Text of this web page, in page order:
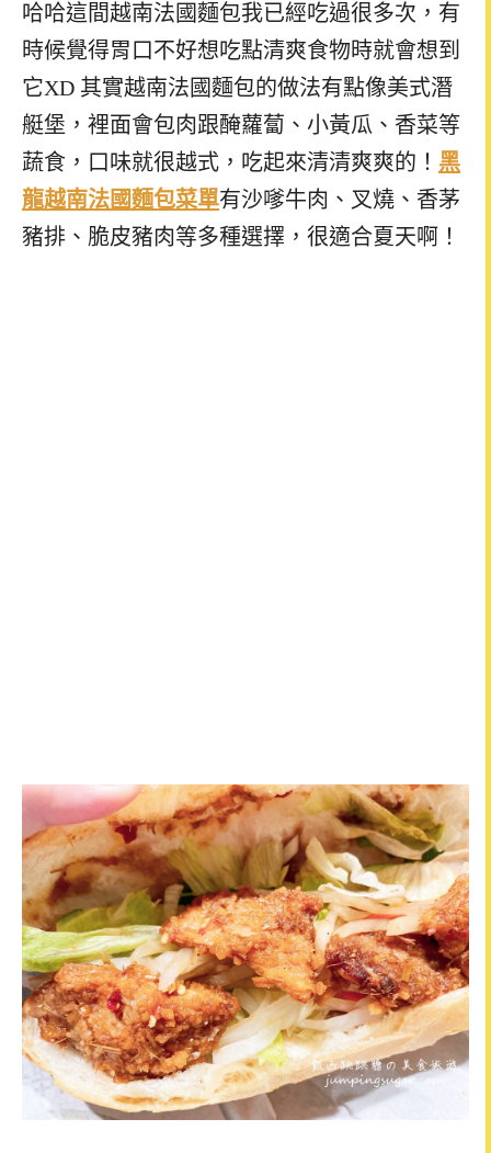
哈哈這間越南法國麵包我已經吃過很多次，有
時候覺得胃口不好想吃點清爽食物時就會想到
它XD 其實越南法國麵包的做法有點像美式潛
艇堡，裡面會包肉跟醃蘿蔔、小黃瓜、香菜等
蔬食，口味就很越式，吃起來清清爽爽的！ 黑
龍越南法國麵包菜單有沙嗲牛肉、叉燒、香茅
豬排、脆皮豬肉等多種選擇，很適合夏天啊！